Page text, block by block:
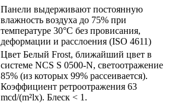
Панели выдерживают постоянную
влажность воздуха до 75% при
температуре 30°C без провисания,
деформации и расслоения (ISO 4611)
Цвет Белый Frost, ближайший цвет в
системе NCS S 0500-N, светоотражение
85% (из которых 99% рассеивается).
Коэффициент ретроотражения 63
mcd/(m²lx). Блеск < 1.